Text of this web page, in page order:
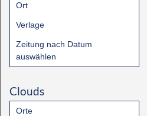
Ort
Verlage
Zeitung nach Datum
auswählen
Clouds
Orte